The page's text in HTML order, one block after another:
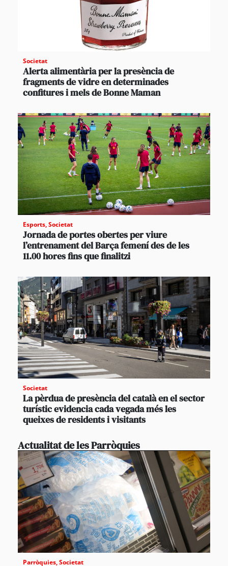
Societat
Alerta alimentària per la presència de
fragments de vidre en determinades
confitures i mels de Bonne Maman
Esports,Societat
Jornada de portes obertes per viure
l’entrenament del Barça femení des de les
11.00 hores fins que finalitzi
Societat
La pèrdua de presència del català en el sector
turístic evidencia cada vegada més les
queixes de residents i visitants
Actualitat de les Parròquies
Parròquies,Societat